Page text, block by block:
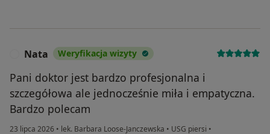
Nata Weryfikacja wizyty
Pani doktor jest bardzo profesjonalna i
szczegółowa ale jednocześnie miła i empatyczna.
Bardzo polecam
23 lipca 2026 • lek. Barbara Loose-Janczewska • USG piersi •